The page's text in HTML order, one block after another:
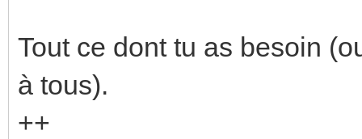
Tout ce dont tu as besoin
à tous).
++